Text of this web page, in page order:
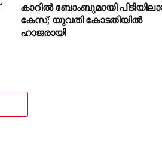
കാറിൽ ബോംബുമായി
കേസ്; യുവതി കോടതിയിൽ
ഹാജരായി